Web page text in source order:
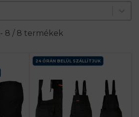
- 8 / 8 termékek
24 ÓRÁN BELÜL SZÁLLÍTJUK